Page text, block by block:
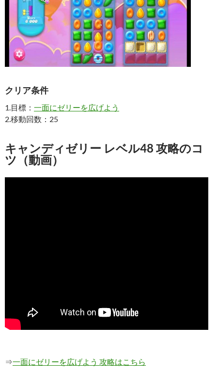
クリア条件
1.目標： 一面にゼリーを広げよう
2.移動回数：25
キャンディゼリー レベル48 攻略のコ
ツ（動画）
⇒一面にゼリーを広げよう 攻略はこちら